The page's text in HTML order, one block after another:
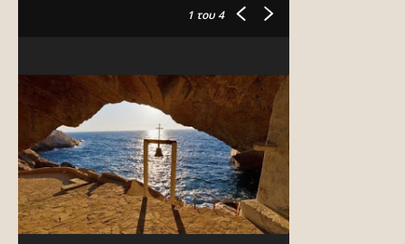
1 του 4